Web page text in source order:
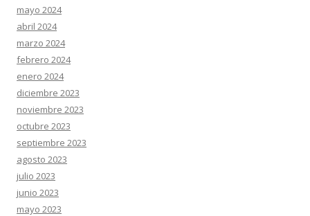
mayo 2024
abril 2024
marzo 2024
febrero 2024
enero 2024
diciembre 2023
noviembre 2023
octubre 2023
septiembre 2023
agosto 2023
julio 2023
junio 2023
mayo 2023